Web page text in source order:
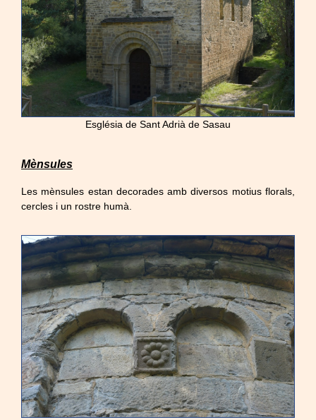
Església de Sant Adrià de Sasau
Mènsules
Les mènsules estan decorades amb diversos motius florals,
cercles i un rostre humà.